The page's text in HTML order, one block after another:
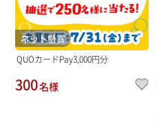
ネット懸賞
QUOカードPay3,000円分
300名様